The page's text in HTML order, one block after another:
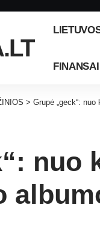
FINANSAI
> Grupė „geck“: